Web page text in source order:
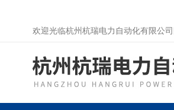
欢迎光临杭州杭瑞电力自动化有限公司